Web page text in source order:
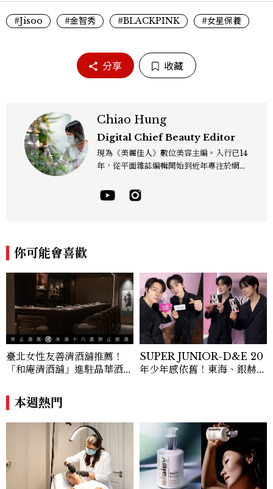
#Jisoo #金智秀 #BLACKPINK #女星保養
分享 收藏
Chiao Hung
Digital Chief Beauty Editor
現為《美麗佳人》數位美容主編。入行已14
年，從平面雜誌編輯開始到近年專注於網路
耕彩妝、保養、香氛、頭髮...等與美有關的
面向。擅長以細膩敏銳的觀察力，深入報導
你可能會喜歡
臺北女性友善清酒舖推薦！
「和庵清酒舖」進駐晶華酒
180元起輕鬆微醺
SUPER JUNIOR-D&E 20
年少年感依舊！東海、銀赫公
本週熱門